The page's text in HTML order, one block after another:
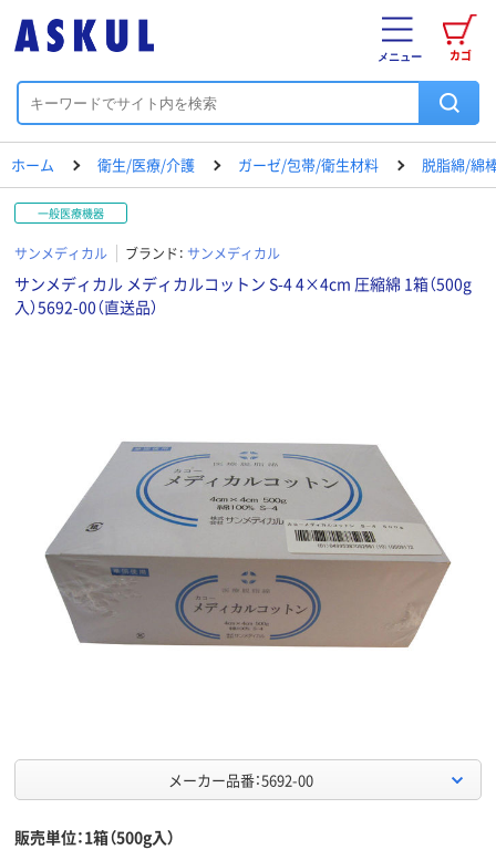
カゴ
メニュー
ホーム 衛生/医療/介護 ガーゼ/包帯/衛生材料 脱脂綿/綿
一般医療機器
サンメディカル ブランド： サンメディカル
サンメディカル メディカルコットン S-4 4×4cm 圧縮綿 1箱（500g
入）5692-00（直送品）
メーカー品番：5692-00
販売単位：1箱（500g入）